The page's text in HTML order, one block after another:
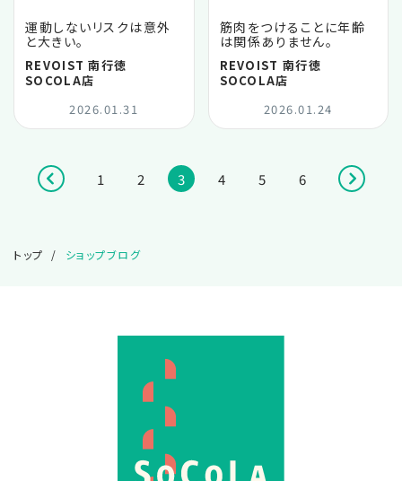
運動しないリスクは意外
と大きい。
REVOIST 南行徳
SOCOLA店
2026.01.31
筋肉をつけることに年齢
は関係ありません。
REVOIST 南行徳
SOCOLA店
2026.01.24
1 2 3 4 5 6
トップ ショップブログ